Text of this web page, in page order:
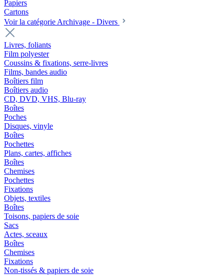
Papiers
Cartons
Voir la catégorie Archivage - Divers
Livres, foliants
Film polyester
Coussins & fixations, serre-livres
Films, bandes audio
Boîtiers film
Boîtiers audio
CD, DVD, VHS, Blu-ray
Boîtes
Poches
Disques, vinyle
Boîtes
Pochettes
Plans, cartes, affiches
Boîtes
Chemises
Pochettes
Fixations
Objets, textiles
Boîtes
Toisons, papiers de soie
Sacs
Actes, sceaux
Boîtes
Chemises
Fixations
Non-tissés & papiers de soie